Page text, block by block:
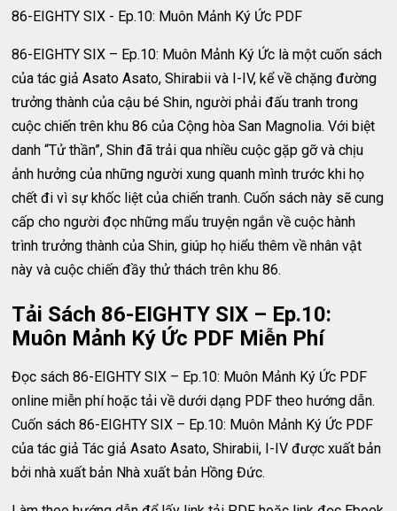
86-EIGHTY SIX - Ep.10: Muôn Mảnh Ký Ức PDF
86-EIGHTY SIX – Ep.10: Muôn Mảnh Ký Ức là một cuốn sách
của tác giả Asato Asato, Shirabii và I-IV, kể về chặng đường
trưởng thành của cậu bé Shin, người phải đấu tranh trong
cuộc chiến trên khu 86 của Cộng hòa San Magnolia. Với biệt
danh “Tử thần”, Shin đã trải qua nhiều cuộc gặp gỡ và chịu
ảnh hưởng của những người xung quanh mình trước khi họ
chết đi vì sự khốc liệt của chiến tranh. Cuốn sách này sẽ cung
cấp cho người đọc những mẩu truyện ngắn về cuộc hành
trình trưởng thành của Shin, giúp họ hiểu thêm về nhân vật
này và cuộc chiến đầy thử thách trên khu 86.
Tải Sách 86-EIGHTY SIX – Ep.10:
Muôn Mảnh Ký Ức PDF Miễn Phí
Đọc sách 86-EIGHTY SIX – Ep.10: Muôn Mảnh Ký Ức PDF
online miễn phí hoặc tải về dưới dạng PDF theo hướng dẫn.
Cuốn sách 86-EIGHTY SIX – Ep.10: Muôn Mảnh Ký Ức PDF
của tác giả Tác giả Asato Asato, Shirabii, I-IV được xuất bản
bởi nhà xuất bản Nhà xuất bản Hồng Đức.